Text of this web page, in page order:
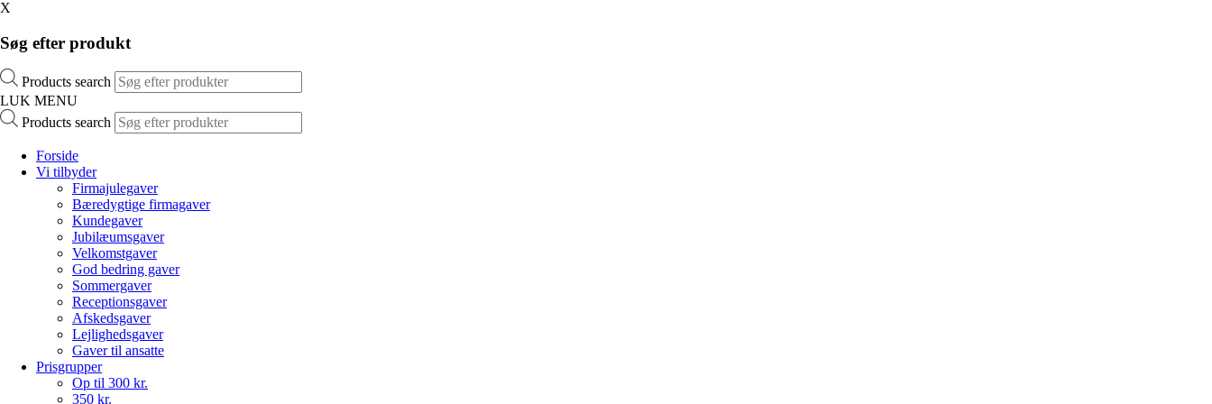
X
Søg efter produkt
Products search
LUK MENU
Products search
Forside
Vi tilbyder
Firmajulegaver
Bæredygtige firmagaver
Kundegaver
Jubilæumsgaver
Velkomstgaver
God bedring gaver
Sommergaver
Receptionsgaver
Afskedsgaver
Lejlighedsgaver
Gaver til ansatte
Prisgrupper
Op til 300 kr.
350 kr.